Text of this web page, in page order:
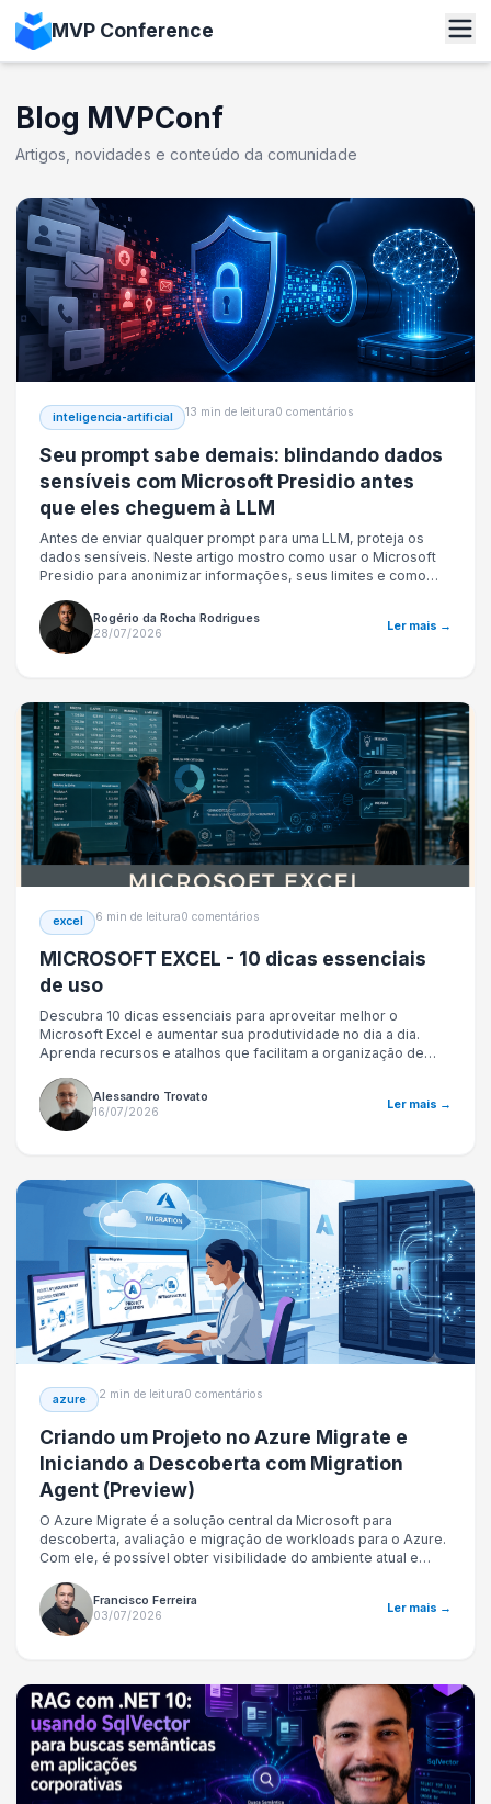
MVP Conference
Blog MVPConf
Artigos, novidades e conteúdo da comunidade
inteligencia-artificial 13 min de leitura0 comentários
Seu prompt sabe demais: blindando dados
sensíveis com Microsoft Presidio antes
que eles cheguem à LLM
Antes de enviar qualquer prompt para uma LLM, proteja os
dados sensíveis. Neste artigo mostro como usar o Microsoft
Presidio para anonimizar informações, seus limites e como
Rogério da Rocha Rodrigues
28/07/2026
Ler mais →
excel 6 min de leitura0 comentários
MICROSOFT EXCEL - 10 dicas essenciais
de uso
Descubra 10 dicas essenciais para aproveitar melhor o
Microsoft Excel e aumentar sua produtividade no dia a dia.
Aprenda recursos e atalhos que facilitam a organização de
forma mais rápida e eficiente.
Alessandro Trovato
16/07/2026
Ler mais →
azure 2 min de leitura0 comentários
Criando um Projeto no Azure Migrate e
Iniciando a Descoberta com Migration
Agent (Preview)
O Azure Migrate é a solução central da Microsoft para
descoberta, avaliação e migração de workloads para o Azure.
Com ele, é possível obter visibilidade do ambiente atual e
Francisco Ferreira
03/07/2026
Ler mais →